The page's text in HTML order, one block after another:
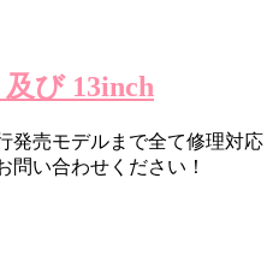
び 13inch
発売モデルまで全て修理対応
問い合わせください！